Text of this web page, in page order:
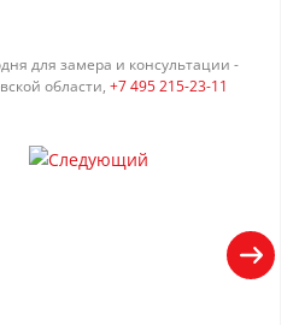
для замера и консультации -
области, +7 495 215-23-11